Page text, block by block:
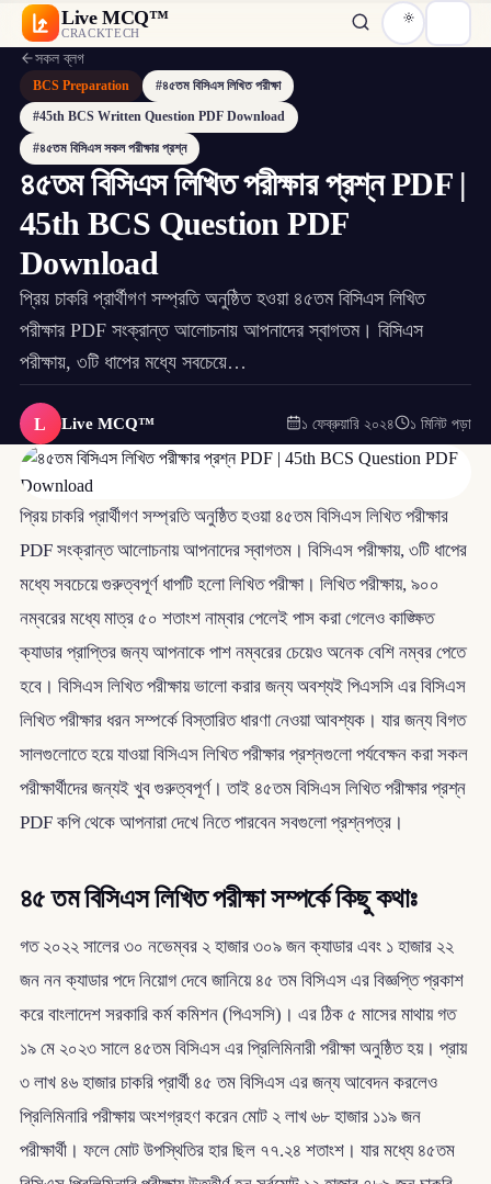
Live MCQ™
CRACKTECH
সকল ব্লগ
BCS Preparation #৪৫তম বিসিএস লিখিত পরীক্ষা
#45th BCS Written Question PDF Download
#৪৫তম বিসিএস সকল পরীক্ষার প্রশ্ন
৪৫তম বিসিএস লিখিত পরীক্ষার প্রশ্ন PDF |
45th BCS Question PDF
Download
প্রিয় চাকরি প্রার্থীগণ সম্প্রতি অনুষ্ঠিত হওয়া ৪৫তম বিসিএস লিখিত
পরীক্ষার PDF সংক্রান্ত আলোচনায় আপনাদের স্বাগতম। বিসিএস
পরীক্ষায়, ৩টি ধাপের মধ্যে সবচেয়ে…
L Live MCQ™ ১ ফেব্রুয়ারি ২০২৪ ১ মিনিট পড়া
প্রিয় চাকরি প্রার্থীগণ সম্প্রতি অনুষ্ঠিত হওয়া ৪৫তম বিসিএস লিখিত পরীক্ষার
PDF সংক্রান্ত আলোচনায় আপনাদের স্বাগতম। বিসিএস পরীক্ষায়, ৩টি ধাপের
মধ্যে সবচেয়ে গুরুত্বপূর্ণ ধাপটি হলো লিখিত পরীক্ষা। লিখিত পরীক্ষায়, ৯০০
নম্বরের মধ্যে মাত্র ৫০ শতাংশ নাম্বার পেলেই পাস করা গেলেও কাঙ্ক্ষিত
ক্যাডার প্রাপ্তির জন্য আপনাকে পাশ নম্বরের চেয়েও অনেক বেশি নম্বর পেতে
হবে। বিসিএস লিখিত পরীক্ষায় ভালো করার জন্য অবশ্যই পিএসসি এর বিসিএস
লিখিত পরীক্ষার ধরন সম্পর্কে বিস্তারিত ধারণা নেওয়া আবশ্যক। যার জন্য বিগত
সালগুলোতে হয়ে যাওয়া বিসিএস লিখিত পরীক্ষার প্রশ্নগুলো পর্যবেক্ষন করা সকল
পরীক্ষার্থীদের জন্যই খুব গুরুত্বপূর্ণ। তাই ৪৫তম বিসিএস লিখিত পরীক্ষার প্রশ্ন
PDF কপি থেকে আপনারা দেখে নিতে পারবেন সবগুলো প্রশ্নপত্র।
৪৫ তম বিসিএস লিখিত পরীক্ষা সম্পর্কে কিছু কথাঃ
গত ২০২২ সালের ৩০ নভেম্বর ২ হাজার ৩০৯ জন ক্যাডার এবং ১ হাজার ২২
জন নন ক্যাডার পদে নিয়োগ দেবে জানিয়ে ৪৫ তম বিসিএস এর বিজ্ঞপ্তি প্রকাশ
করে বাংলাদেশ সরকারি কর্ম কমিশন (পিএসসি)। এর ঠিক ৫ মাসের মাথায় গত
১৯ মে ২০২৩ সালে ৪৫তম বিসিএস এর প্রিলিমিনারী পরীক্ষা অনুষ্ঠিত হয়। প্রায়
৩ লাখ ৪৬ হাজার চাকরি প্রার্থী ৪৫ তম বিসিএস এর জন্য আবেদন করলেও
প্রিলিমিনারি পরীক্ষায় অংশগ্রহণ করেন মোট ২ লাখ ৬৮ হাজার ১১৯ জন
পরীক্ষার্থী। ফলে মোট উপস্থিতির হার ছিল ৭৭.২৪ শতাংশ। যার মধ্যে ৪৫তম